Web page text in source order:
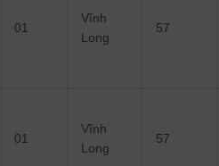
01
Vĩnh
Long
57
01
Vĩnh
Long
57